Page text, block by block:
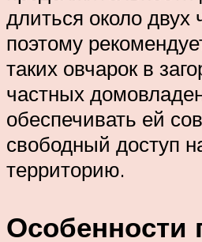
длиться около
поэтому
таких овчарок в
частных
обеспечивать ей
свободный доступ
территорию.
Особенности